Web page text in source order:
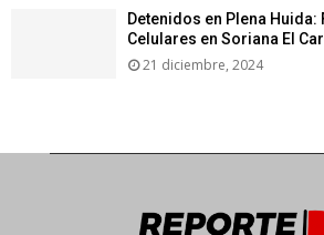
Detenidos en Plena
Celulares en Soriana El
21 diciembre, 2024